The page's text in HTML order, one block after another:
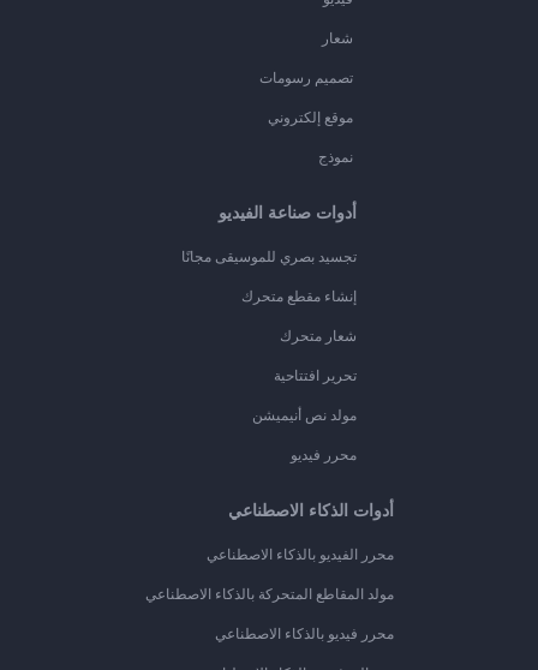
شعار
تصميم رسومات
موقع إلكتروني
نموذج
أدوات صناعة الفيديو
تجسيد بصري للموسيقى مجانًا
إنشاء مقطع متحرك
شعار متحرك
تحرير افتتاحية
مولد نص أنيميشن
محرر فيديو
أدوات الذكاء الاصطناعي
محرر الفيديو بالذكاء الاصطناعي
مولد المقاطع المتحركة بالذكاء الاصطناعي
محرر فيديو بالذكاء الاصطناعي